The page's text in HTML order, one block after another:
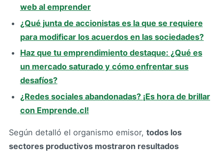
web al emprender
¿Qué junta de accionistas es la que se requiere
para modificar los acuerdos en las sociedades?
Haz que tu emprendimiento destaque: ¿Qué es
un mercado saturado y cómo enfrentar sus
desafíos?
¿Redes sociales abandonadas? ¡Es hora de brillar
con Emprende.cl!
Según detalló el organismo emisor, todos los
sectores productivos mostraron resultados